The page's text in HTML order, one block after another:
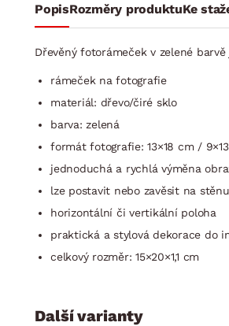
PopisRozměry produktuKe
Dřevěný fotorámeček v zelené
rámeček na fotografie
materiál: dřevo/čiré sklo
barva: zelená
formát fotografie: 13×18 cm /
jednoduchá a rychlá výměna
lze postavit nebo zavěsit na stěnu
horizontální či vertikální poloha
praktická a stylová dekorace do
celkový rozměr: 15×20×1,1 cm
Další varianty